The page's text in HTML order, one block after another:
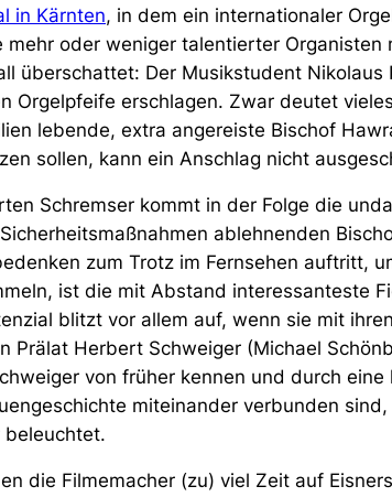
in Kärnten, in dem ein internationaler
mehr oder weniger talentierter
überschattet: Der Musikstudent Nikolaus
Orgelpfeife erschlagen. Zwar deutet
lebende, extra angereiste Bischof
sollen, kann ein Anschlag nicht
Schremser kommt in der Folge die
ablehnenden
zum Trotz im Fernsehen auftritt,
ist die mit Abstand interessanteste
blitzt vor allem auf, wenn sie mit
Prälat Herbert Schweiger (Michael
von früher kennen und durch
miteinander verbunden
beleuchtet.
die Filmemacher (zu) viel Zeit auf